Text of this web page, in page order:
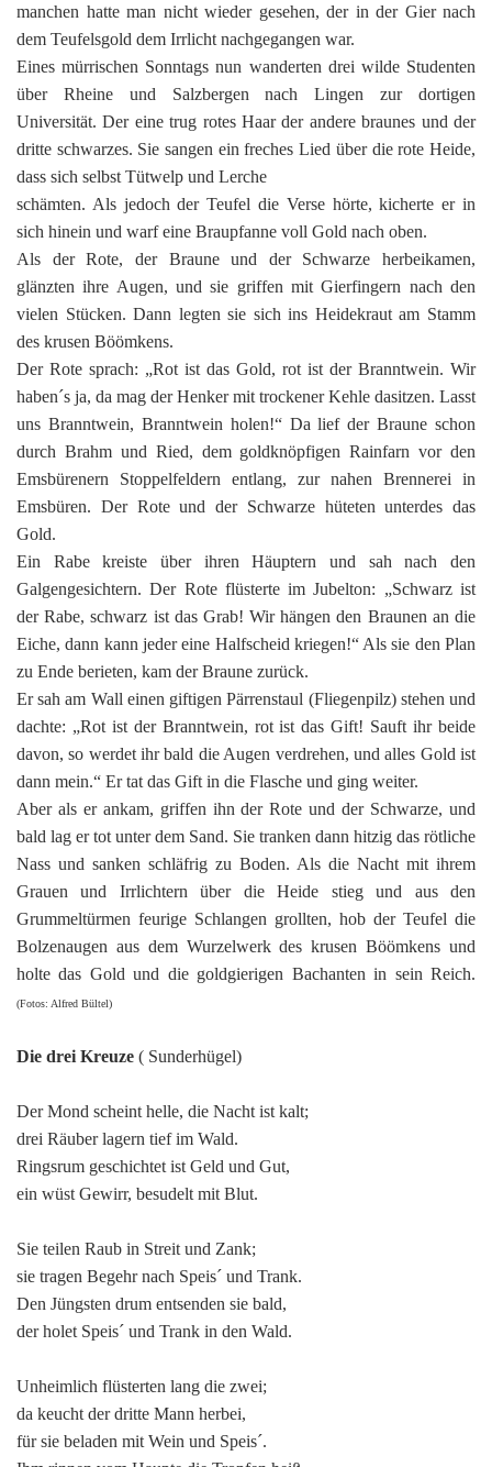
manchen hatte man nicht wieder gesehen, der in der Gier nach
dem Teufelsgold dem Irrlicht nachgegangen war.
Eines mürrischen Sonntags nun wanderten drei wilde Studenten
über Rheine und Salzbergen nach Lingen zur dortigen
Universität. Der eine trug rotes Haar der andere braunes und der
dritte schwarzes. Sie sangen ein freches Lied über die rote Heide,
dass sich selbst Tütwelp und Lerche
schämten. Als jedoch der Teufel die Verse hörte, kicherte er in
sich hinein und warf eine Braupfanne voll Gold nach oben.
Als der Rote, der Braune und der Schwarze herbeikamen,
glänzten ihre Augen, und sie griffen mit Gierfingern nach den
vielen Stücken. Dann legten sie sich ins Heidekraut am Stamm
des krusen Böömkens.
Der Rote sprach: „Rot ist das Gold, rot ist der Branntwein. Wir
haben´s ja, da mag der Henker mit trockener Kehle dasitzen. Lasst
uns Branntwein, Branntwein holen!“ Da lief der Braune schon
durch Brahm und Ried, dem goldknöpfigen Rainfarn vor den
Emsbürenern Stoppelfeldern entlang, zur nahen Brennerei in
Emsbüren. Der Rote und der Schwarze hüteten unterdes das
Gold.
Ein Rabe kreiste über ihren Häuptern und sah nach den
Galgengesichtern. Der Rote flüsterte im Jubelton: „Schwarz ist
der Rabe, schwarz ist das Grab! Wir hängen den Braunen an die
Eiche, dann kann jeder eine Halfscheid kriegen!“ Als sie den Plan
zu Ende berieten, kam der Braune zurück.
Er sah am Wall einen giftigen Pärrenstaul (Fliegenpilz) stehen und
dachte: „Rot ist der Branntwein, rot ist das Gift! Sauft ihr beide
davon, so werdet ihr bald die Augen verdrehen, und alles Gold ist
dann mein.“ Er tat das Gift in die Flasche und ging weiter.
Aber als er ankam, griffen ihn der Rote und der Schwarze, und
bald lag er tot unter dem Sand. Sie tranken dann hitzig das rötliche
Nass und sanken schläfrig zu Boden. Als die Nacht mit ihrem
Grauen und Irrlichtern über die Heide stieg und aus den
Grummeltürmen feurige Schlangen grollten, hob der Teufel die
Bolzenaugen aus dem Wurzelwerk des krusen Böömkens und
holte das Gold und die goldgierigen Bachanten in sein Reich.
(Fotos: Alfred Bültel)
Die drei Kreuze ( Sunderhügel)
Der Mond scheint helle, die Nacht ist kalt;
drei Räuber lagern tief im Wald.
Ringsrum geschichtet ist Geld und Gut,
ein wüst Gewirr, besudelt mit Blut.
Sie teilen Raub in Streit und Zank;
sie tragen Begehr nach Speis´ und Trank.
Den Jüngsten drum entsenden sie bald,
der holet Speis´ und Trank in den Wald.
Unheimlich flüsterten lang die zwei;
da keucht der dritte Mann herbei,
für sie beladen mit Wein und Speis´.